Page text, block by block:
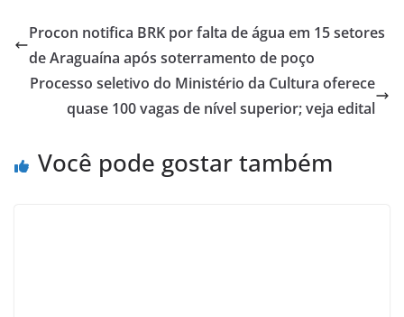
Procon notifica BRK por falta de água em 15 setores
de Araguaína após soterramento de poço
Processo seletivo do Ministério da Cultura oferece
quase 100 vagas de nível superior; veja edital
Você pode gostar também